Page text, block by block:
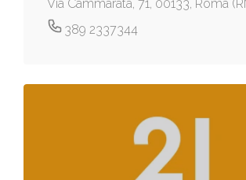
Via Cammarata, 71, 00133, Roma
389 2337344